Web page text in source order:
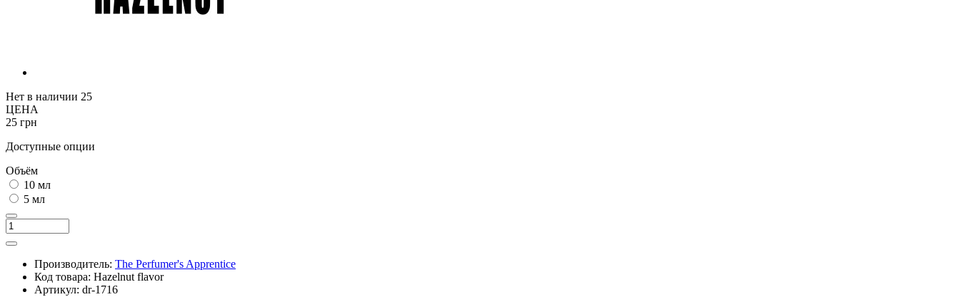
Нет в наличии 25
ЦЕНА
25 грн
Доступные опции
Объём
10 мл
5 мл
Производитель: The Perfumer's Apprentice
Код товара: Hazelnut flavor
Артикул: dr-1716